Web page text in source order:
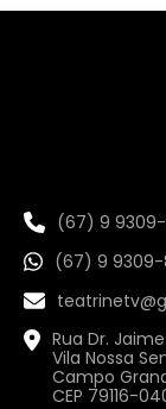
(67) 9 9309-
(67) 9 9309-
Rua Dr.
Vila Nossa
Campo
CEP 79116-